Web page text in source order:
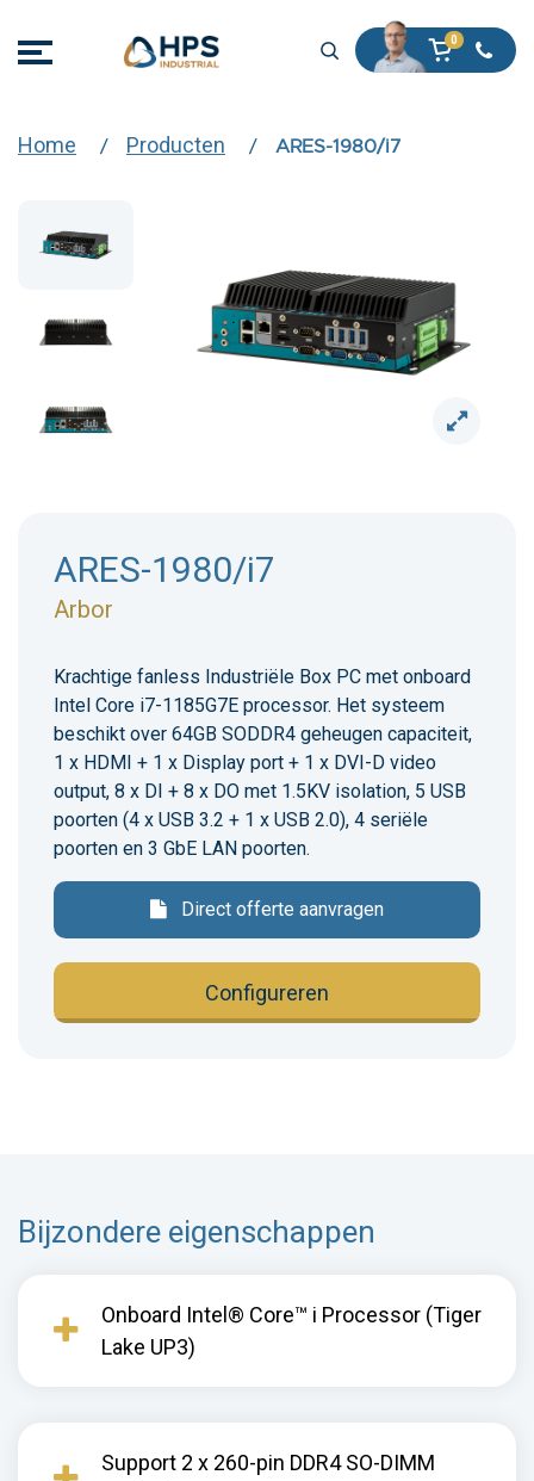
Home Producten ARES-1980/i7
ARES-1980/i7
Arbor
Krachtige fanless Industriële Box PC met onboard
Intel Core i7-1185G7E processor. Het systeem
beschikt over 64GB SODDR4 geheugen capaciteit,
1 x HDMI + 1 x Display port + 1 x DVI-D video
output, 8 x DI + 8 x DO met 1.5KV isolation, 5 USB
poorten (4 x USB 3.2 + 1 x USB 2.0), 4 seriële
poorten en 3 GbE LAN poorten.
Direct offerte aanvragen
Configureren
Bijzondere eigenschappen
Onboard Intel® Core™ i Processor (Tiger
Lake UP3)
Support 2 x 260-pin DDR4 SO-DIMM